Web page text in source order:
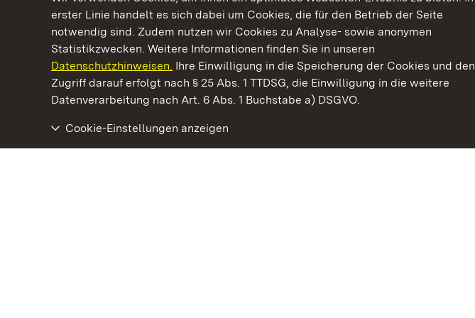
erster Linie handelt es sich dabei um Cookies, die für den Betrieb der Seite
notwendig sind. Zudem nutzen wir Cookies zu Analyse- sowie anonymen
Statistikzwecken. Weitere Informationen finden Sie in unseren
Datenschutzhinweisen. Ihre Einwilligung in die Speicherung der Cookies und den
Zugriff darauf erfolgt nach § 25 Abs. 1 TTDSG, die Einwilligung in die weitere
Datenverarbeitung nach Art. 6 Abs. 1 Buchstabe a) DSGVO.
Cookie-Einstellungen anzeigen
Kommen. Staunen. Genießen.